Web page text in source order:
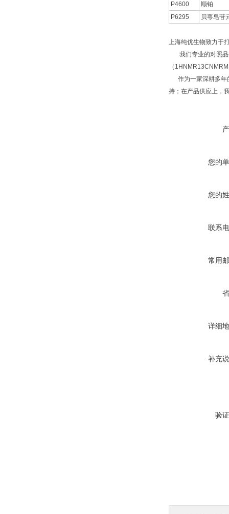
P4600
顺铂
P6295
贝萼皂苷
上海纯优生物致力于
我们专业的对照品
（
作为一家深耕多年
持；在产品供应上，
您的
您的
联系
常用
详细
补充
验